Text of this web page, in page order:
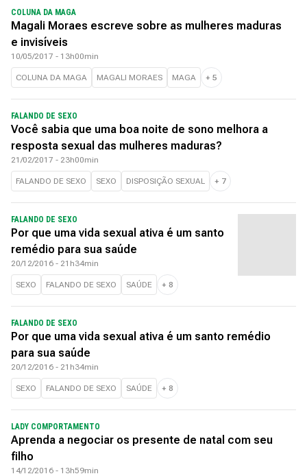
COLUNA DA MAGA
Magali Moraes escreve sobre as mulheres maduras
e invisíveis
10/05/2017 - 13h00min
COLUNA DA MAGA MAGALI MORAES MAGA + 5
FALANDO DE SEXO
Você sabia que uma boa noite de sono melhora a
resposta sexual das mulheres maduras?
21/02/2017 - 23h00min
FALANDO DE SEXO SEXO DISPOSIÇÃO SEXUAL + 7
FALANDO DE SEXO
Por que uma vida sexual ativa é um santo
remédio para sua saúde
20/12/2016 - 21h34min
SEXO FALANDO DE SEXO SAÚDE + 8
FALANDO DE SEXO
Por que uma vida sexual ativa é um santo remédio
para sua saúde
20/12/2016 - 21h34min
SEXO FALANDO DE SEXO SAÚDE + 8
LADY COMPORTAMENTO
Aprenda a negociar os presente de natal com seu
filho
14/12/2016 - 13h59min